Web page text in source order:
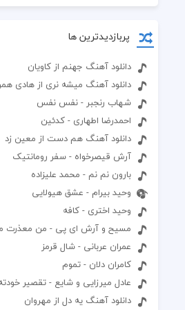
پربازدیدترین ها
دانلود آهنگ جهنم از کاویان
دانلود آهنگ میشه نری از هادی
شهاب رنجبر - نفس نفس
احمدرضا اطهاری - کدئین
دانلود آهنگ هم دست از معین زد
آرش قیصرخواه - سفر رومانتیک
بارون نم نم - محمد علیزاده
وحید بیرام - عشق هیولایی
وحید اختری - کافه
مسیح و آرش ای پی - من معذرت
عمران عربانی - شال قرمز
کامران دلان - تموم
عادل میرزایی و شایع - تقصیر
دانلود آهنگ یه دل از مهروان